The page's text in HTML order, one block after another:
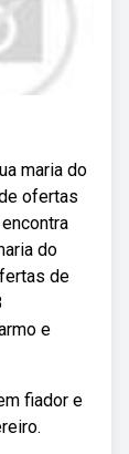
maria do
ofertas
do
de
e
fiador e